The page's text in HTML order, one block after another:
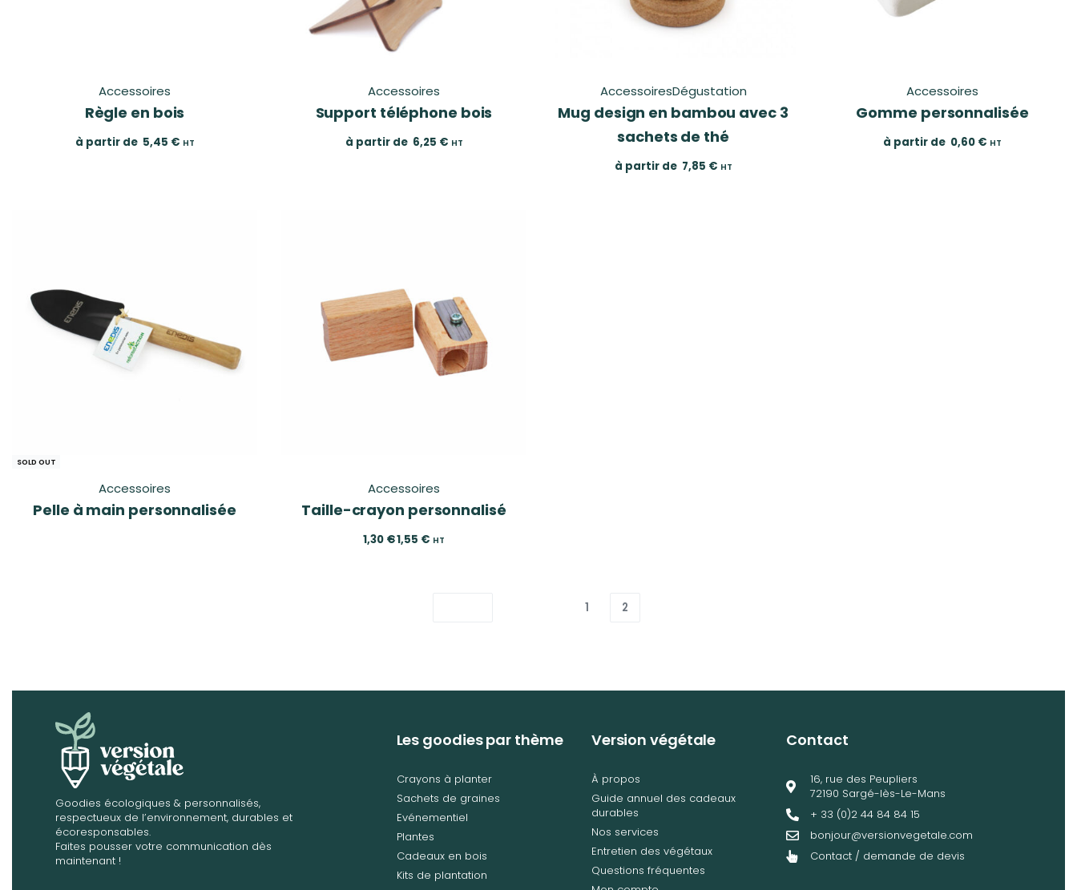
Accessoires
Règle en bois
à partir de 5,45 € HT
Accessoires
Support téléphone bois
à partir de 6,25 € HT
AccessoiresDégustation
Mug design en bambou avec 3
sachets de thé
à partir de 7,85 € HT
Accessoires
Gomme personnalisée
à partir de 0,60 € HT
SOLD OUT
Accessoires
Pelle à main personnalisée
Accessoires
Taille-crayon personnalisé
1,30 €1,55 € HT
1 2
Goodies écologiques & personnalisés,
respectueux de l’environnement, durables et
écoresponsables.
Faites pousser votre communication dès
maintenant !
Les goodies par thème
Crayons à planter
Sachets de graines
Evénementiel
Plantes
Cadeaux en bois
Kits de plantation
Version végétale
À propos
Guide annuel des cadeaux
durables
Nos services
Entretien des végétaux
Questions fréquentes
Contact
16, rue des Peupliers
72190 Sargé-lès-Le-Mans
+ 33 (0)2 44 84 84 15
bonjour@versionvegetale.com
Contact / demande de devis